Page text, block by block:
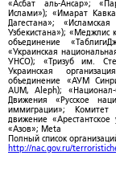
«Асбат аль-Ансар»;
Ислами»); «Имарат
Дагестана»;
Узбекистана»); «Меджлис
объединение
«Украинская
УНСО); «Тризуб им.
Украинская
объединение «АУМ
AUM, Aleph); «Национал-
Движения «Русское
иммиграции»;
движение
«Азов»; Meta
Полный список
http://nac.gov.ru/